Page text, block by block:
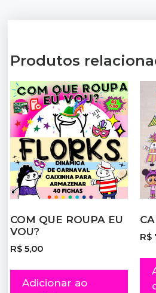
Produtos
COM QUE ROUPA EU
VOU?
R$ 5,00
Adicionar ao
R$